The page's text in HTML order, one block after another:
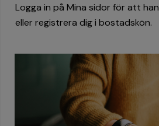
Logga in på Mina sidor för att
eller registrera dig i bostadskön.